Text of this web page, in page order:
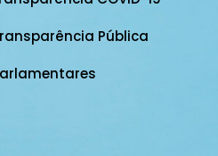
Pública